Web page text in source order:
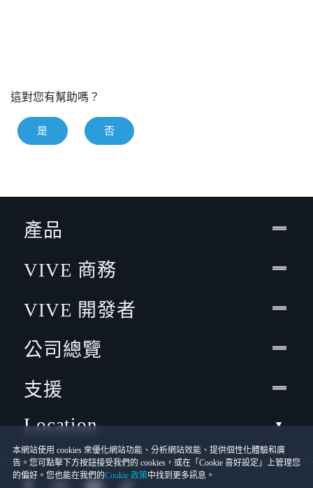
這對您有幫助嗎？
是 否
本網站使用 cookies 來優化網站功能、分析網站效能、提供個性化體驗和廣
告。您可點擊下方按鈕接受我們的 cookies，或在「Cookie 喜好設定」上管理您
的偏好。您也能在我們的Cookie 政策中找到更多訊息。
產品
VIVE 商務
VIVE 開發者
公司總覽
支援
Location